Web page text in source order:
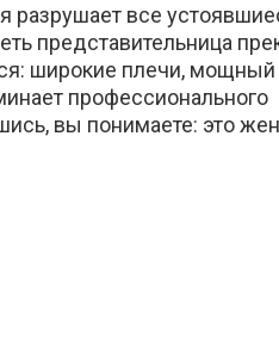
разрушает все
представительница
широкие плечи, мощный
профессионального
вы понимаете: это